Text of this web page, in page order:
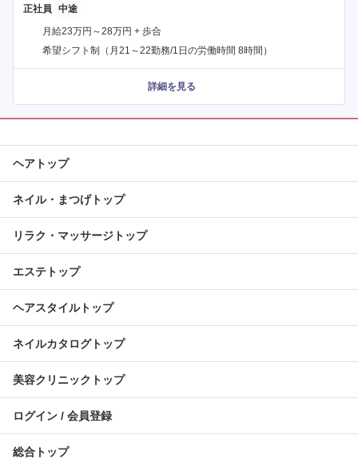
正社員
月給23万円～28万円 + 歩合
希望シフト制（月21～22勤務/1日の労働時間 8時間）
詳細を見る
ヘアトップ
ネイル・まつげトップ
リラク・マッサージトップ
エステトップ
ヘアスタイルトップ
ネイルカタログトップ
美容クリニックトップ
ログイン / 会員登録
総合トップ